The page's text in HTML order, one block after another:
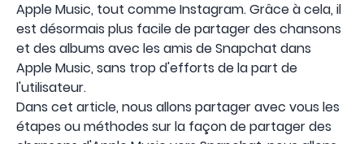
Apple Music, tout comme Instagram. Grâce à cela, il
est désormais plus facile de partager des chansons
et des albums avec les amis de Snapchat dans
Apple Music, sans trop d'efforts de la part de
l'utilisateur.
Dans cet article, nous allons partager avec vous les
étapes ou méthodes sur la façon de partager des